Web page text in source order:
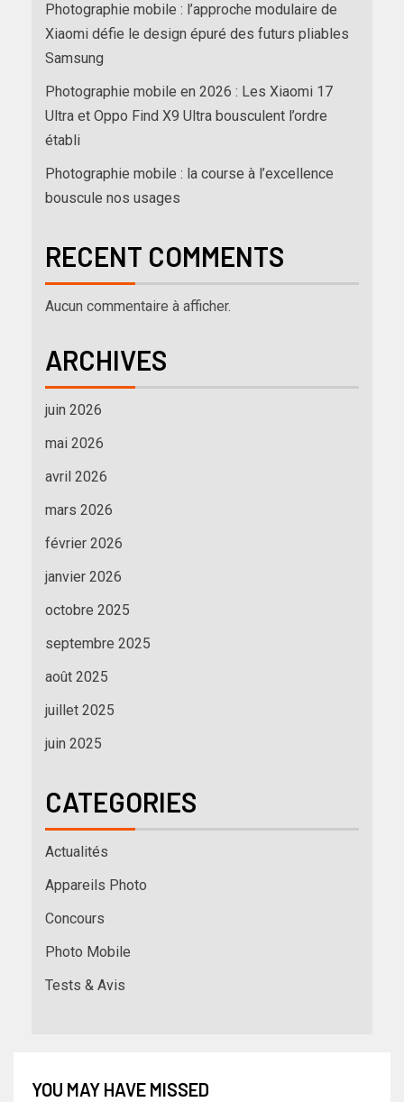
Photographie mobile : l’approche modulaire de
Xiaomi défie le design épuré des futurs pliables
Samsung
Photographie mobile en 2026 : Les Xiaomi 17
Ultra et Oppo Find X9 Ultra bousculent l’ordre
établi
Photographie mobile : la course à l’excellence
bouscule nos usages
RECENT COMMENTS
Aucun commentaire à afficher.
ARCHIVES
juin 2026
mai 2026
avril 2026
mars 2026
février 2026
janvier 2026
octobre 2025
septembre 2025
août 2025
juillet 2025
juin 2025
CATEGORIES
Actualités
Appareils Photo
Concours
Photo Mobile
Tests & Avis
YOU MAY HAVE MISSED